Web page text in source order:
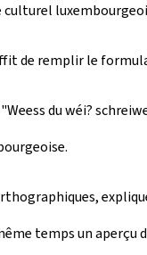
de remplir le
du wéi?
temps un